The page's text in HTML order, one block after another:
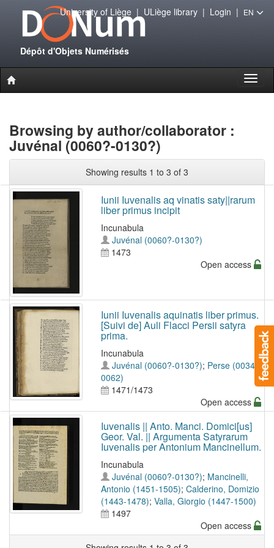
Dépôt d'Objets Numérisés
University of Liège| ULiège library| Login | EN
Browsing by author/collaborator :
Juvénal (0060?-0130?)
Showing results 1 to 3 of 3
Iunii Iuvenalis aq vinatis saty||rarum
liber primus incipit
Incunabula
Juvénal (0060?-0130?)
1473
Open access
Iunii Iuvenalis aquinatis liber primus.
[Suivi de] Auli Flacci Persii satyra
prima.
Incunabula
Juvénal (0060?-0130?); Perse (0034-
0062)
1471/1473
Open access
Iuvenalis || Anto. Manci. Domici[us]
Geor. Val. || Argumenta Satyrarum
Iuvenalis per Antonium Mancinellum.
Incunabula
Juvénal (0060?-0130?); Mancinelli,
Antonio (1451-1505); Calderino, Domizio
(1443-1478); Valla, Giorgio (1447-1500)
1497
Open access